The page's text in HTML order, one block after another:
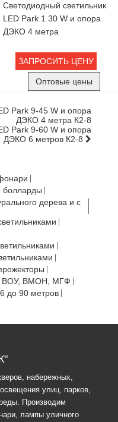
Светодиодный светильник
LED Park 1 30 W и опора
ДЭКО 4 метра
ЗАПРОСИТЬ ЦЕНУ
Оптовые цены
Park 9-45 W и опора
ДЭКО 4 метра К2-8
Park 9-60 W и опора
ДЭКО 6 метров К2-8
болларды
дерева и с
ВОУ, ВМОН, МГФ
до 90 метров
набережных,
улиц, парков,
Производим
лампы уличного